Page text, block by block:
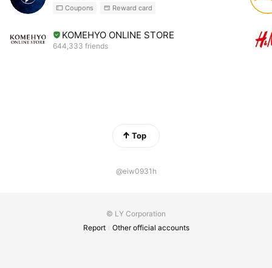
Coupons Reward card
KOMEHYO ONLINE STORE
644,333 friends
Top
@eiw0931h
© LY Corporation
Report
Other official accounts